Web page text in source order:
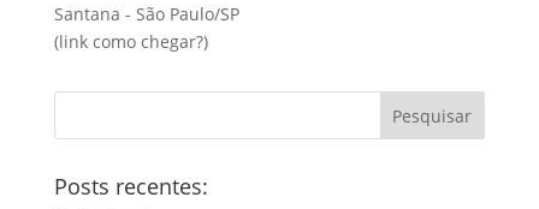
Santana - São Paulo/SP
(link como chegar?)
Pesquisar
Posts recentes: